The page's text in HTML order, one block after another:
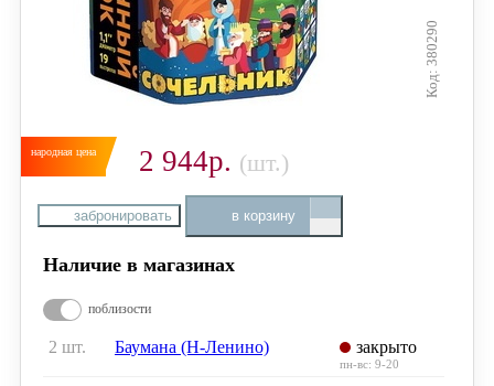
380290
2 944р. (шт.)
забронировать в корзину
Наличие в магазинах
поблизости
2 шт. Баумана (Н-Ленино) закрыто
пн-вс: 9-20